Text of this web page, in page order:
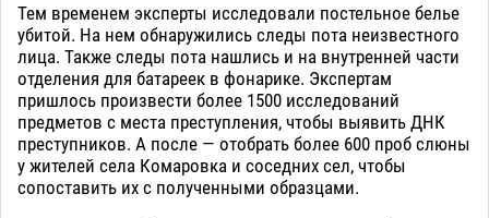
Тем временем эксперты исследовали постельное белье
убитой. На нем обнаружились следы пота неизвестного
лица. Также следы пота нашлись и на внутренней части
отделения для батареек в фонарике. Экспертам
пришлось произвести более 1500 исследований
предметов с места преступления, чтобы выявить ДНК
преступников. А после — отобрать более 600 проб слюны
у жителей села Комаровка и соседних сел, чтобы
сопоставить их с полученными образцами.